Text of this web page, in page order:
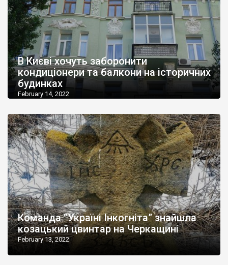
В Києві хочуть заборонити
кондиціонери та балкони на історичних
будинках
February 14, 2022
Команда “Україні Інкогніта” знайшла
козацький цвинтар на Черкащині
February 13, 2022